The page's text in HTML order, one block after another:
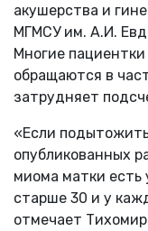
акушерства и
МГМСУ им. А.И.
Многие
обращаются в
затрудняет
«Если
опубликованных
миома матки
старше 30 и у
отмечает